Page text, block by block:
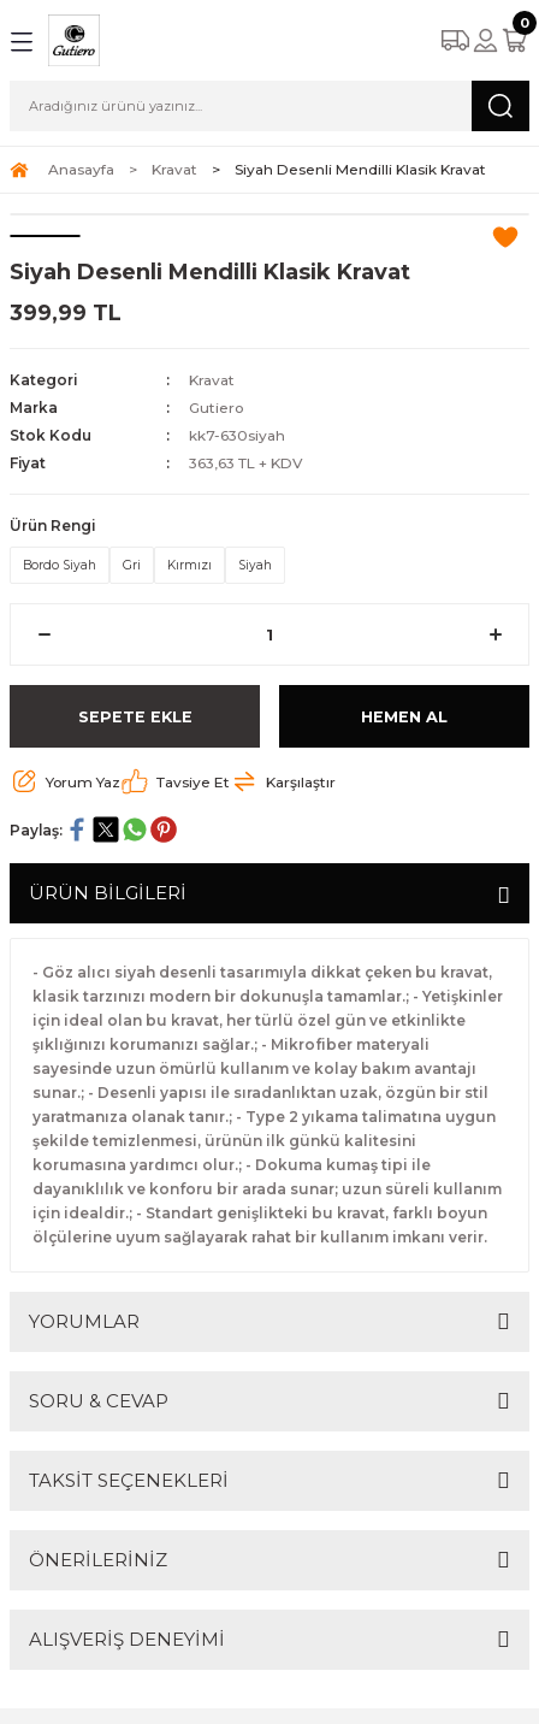
0
Anasayfa Kravat Siyah Desenli Mendilli Klasik Kravat
Siyah Desenli Mendilli Klasik Kravat
399,99 TL
Kategori
Kravat
Marka
Gutiero
Stok Kodu
kk7-630siyah
Fiyat
363,63 TL + KDV
Ürün Rengi
Bordo Siyah Gri Kırmızı Siyah
SEPETE EKLE HEMEN AL
Yorum Yaz Tavsiye Et Karşılaştır
Paylaş:
ÜRÜN BİLGİLERİ
- Göz alıcı siyah desenli tasarımıyla dikkat çeken bu kravat,
klasik tarzınızı modern bir dokunuşla tamamlar.; - Yetişkinler
için ideal olan bu kravat, her türlü özel gün ve etkinlikte
şıklığınızı korumanızı sağlar.; - Mikrofiber materyali
sayesinde uzun ömürlü kullanım ve kolay bakım avantajı
sunar.; - Desenli yapısı ile sıradanlıktan uzak, özgün bir stil
yaratmanıza olanak tanır.; - Type 2 yıkama talimatına uygun
şekilde temizlenmesi, ürünün ilk günkü kalitesini
korumasına yardımcı olur.; - Dokuma kumaş tipi ile
dayanıklılık ve konforu bir arada sunar; uzun süreli kullanım
için idealdir.; - Standart genişlikteki bu kravat, farklı boyun
ölçülerine uyum sağlayarak rahat bir kullanım imkanı verir.
YORUMLAR
SORU & CEVAP
TAKSİT SEÇENEKLERİ
ÖNERİLERİNİZ
Bu ürünün fiyat bilgisi, resim, ürün açıklamalarında ve
ALIŞVERİŞ DENEYİMİ